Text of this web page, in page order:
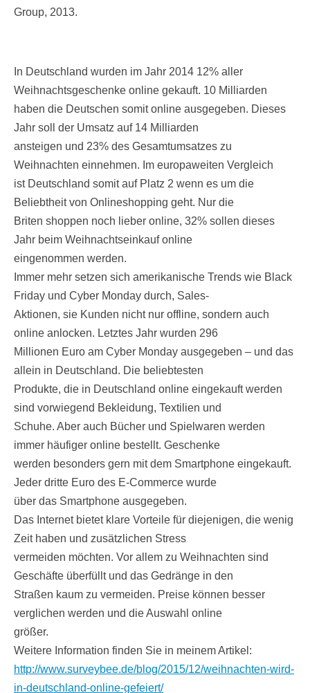
Group, 2013.
In Deutschland wurden im Jahr 2014 12% aller
Weihnachtsgeschenke online gekauft. 10 Milliarden
haben die Deutschen somit online ausgegeben. Dieses
Jahr soll der Umsatz auf 14 Milliarden
ansteigen und 23% des Gesamtumsatzes zu
Weihnachten einnehmen. Im europaweiten Vergleich
ist Deutschland somit auf Platz 2 wenn es um die
Beliebtheit von Onlineshopping geht. Nur die
Briten shoppen noch lieber online, 32% sollen dieses
Jahr beim Weihnachtseinkauf online
eingenommen werden.
Immer mehr setzen sich amerikanische Trends wie Black
Friday und Cyber Monday durch, Sales-
Aktionen, sie Kunden nicht nur offline, sondern auch
online anlocken. Letztes Jahr wurden 296
Millionen Euro am Cyber Monday ausgegeben – und das
allein in Deutschland. Die beliebtesten
Produkte, die in Deutschland online eingekauft werden
sind vorwiegend Bekleidung, Textilien und
Schuhe. Aber auch Bücher und Spielwaren werden
immer häufiger online bestellt. Geschenke
werden besonders gern mit dem Smartphone eingekauft.
Jeder dritte Euro des E-Commerce wurde
über das Smartphone ausgegeben.
Das Internet bietet klare Vorteile für diejenigen, die wenig
Zeit haben und zusätzlichen Stress
vermeiden möchten. Vor allem zu Weihnachten sind
Geschäfte überfüllt und das Gedränge in den
Straßen kaum zu vermeiden. Preise können besser
verglichen werden und die Auswahl online
größer.
Weitere Information finden Sie in meinem Artikel:
http://www.surveybee.de/blog/2015/12/weihnachten-wird-
in-deutschland-online-gefeiert/